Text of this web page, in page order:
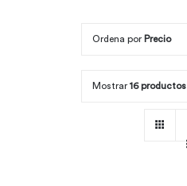
Ordena por Precio
Mostrar 16 productos